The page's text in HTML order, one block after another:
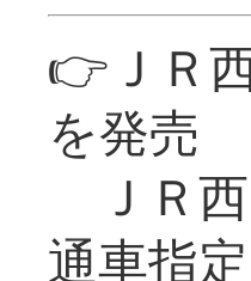
👉ＪＲ
を発売
ＪＲ
通車指